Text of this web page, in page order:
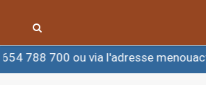
via l'adresse